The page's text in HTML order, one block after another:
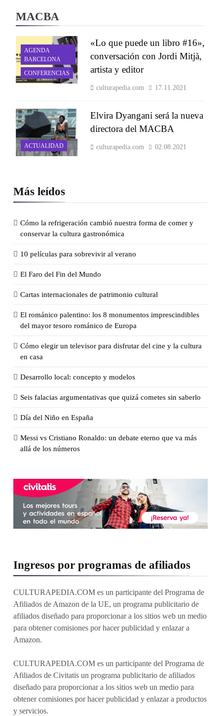
Más leídos
Cómo la refrigeración cambió nuestra forma de comer y
conservar la cultura gastronómica
10 películas para sobrevivir al verano
El Faro del Fin del Mundo
Cartas internacionales de patrimonio cultural
El románico palentino: los 8 monumentos imprescindibles
del mayor tesoro románico de Europa
Cómo elegir un televisor para disfrutar del cine y la cultura
en casa
Desarrollo local: concepto y modelos
Seis falacias argumentativas que quizá cometes sin saberlo
Día del Niño en España
Messi vs Cristiano Ronaldo: un debate eterno que va más
allá de los números
MACBA
AGENDA
BARCELONA
CONFERENCIAS
«Lo que puede un libro #16»,
conversación con Jordi Mitjà,
artista y editor
culturapedia.com 17.11.2021
ACTUALIDAD
Elvira Dyangani será la nueva
directora del MACBA
culturapedia.com 02.08.2021
Ingresos por programas de afiliados
CULTURAPEDIA.COM es un participante del Programa de
Afiliados de Amazon de la UE, un programa publicitario de
afiliados diseñado para proporcionar a los sitios web un medio
para obtener comisiones por hacer publicidad y enlazar a
Amazon.
CULTURAPEDIA.COM es un participante del Programa de
Afiliados de Civitatis un programa publicitario de afiliados
diseñado para proporcionar a los sitios web un medio para
obtener comisiones por hacer publicidad y enlazar a productos
y servicios.